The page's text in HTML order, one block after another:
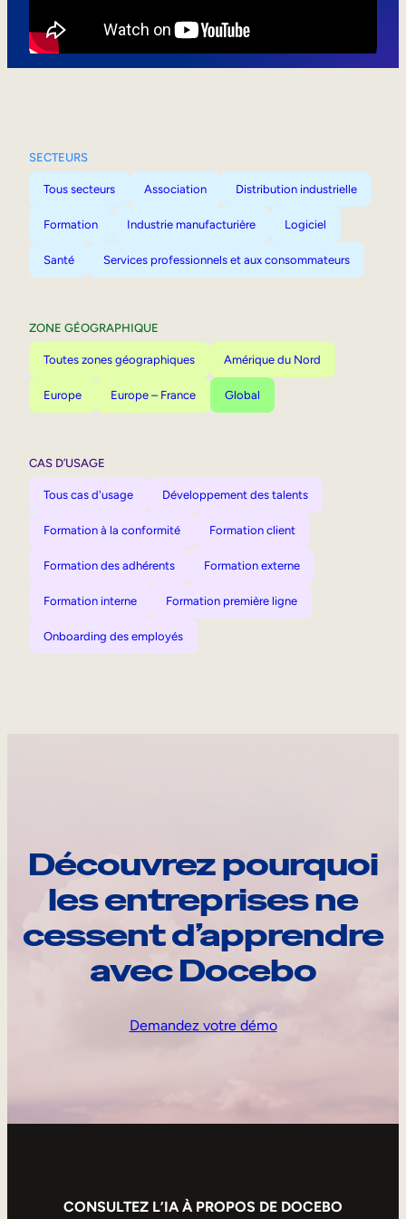
SECTEURS
Tous secteurs Association Distribution industrielle
Formation Industrie manufacturière Logiciel
Santé Services professionnels et aux consommateurs
ZONE GÉOGRAPHIQUE
Toutes zones géographiques Amérique du Nord
Europe Europe – France Global
CAS D’USAGE
Tous cas d'usage Développement des talents
Formation à la conformité Formation client
Formation des adhérents Formation externe
Formation interne Formation première ligne
Onboarding des employés
Découvrez pourquoi
les entreprises ne
cessent d’apprendre
avec Docebo
Demandez votre démo
CONSULTEZ L’IA À PROPOS DE DOCEBO